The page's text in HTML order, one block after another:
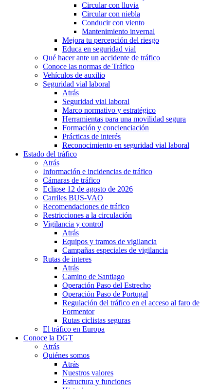
Circular con lluvia
Circular con niebla
Conducir con viento
Mantenimiento invernal
Mejora tu percepción del riesgo
Educa en seguridad vial
Qué hacer ante un accidente de tráfico
Conoce las normas de Tráfico
Vehículos de auxilio
Seguridad vial laboral
Atrás
Seguridad vial laboral
Marco normativo y estratégico
Herramientas para una movilidad segura
Formación y concienciación
Prácticas de interés
Reconocimiento en seguridad vial laboral
Estado del tráfico
Atrás
Información e incidencias de tráfico
Cámaras de tráfico
Eclipse 12 de agosto de 2026
Carriles BUS-VAO
Recomendaciones de tráfico
Restricciones a la circulación
Vigilancia y control
Atrás
Equipos y tramos de vigilancia
Campañas especiales de vigilancia
Rutas de interes
Atrás
Camino de Santiago
Operación Paso del Estrecho
Operación Paso de Portugal
Regulación del tráfico en el acceso al faro de
Formentor
Rutas ciclistas seguras
El tráfico en Europa
Conoce la DGT
Atrás
Quiénes somos
Atrás
Nuestros valores
Estructura y funciones